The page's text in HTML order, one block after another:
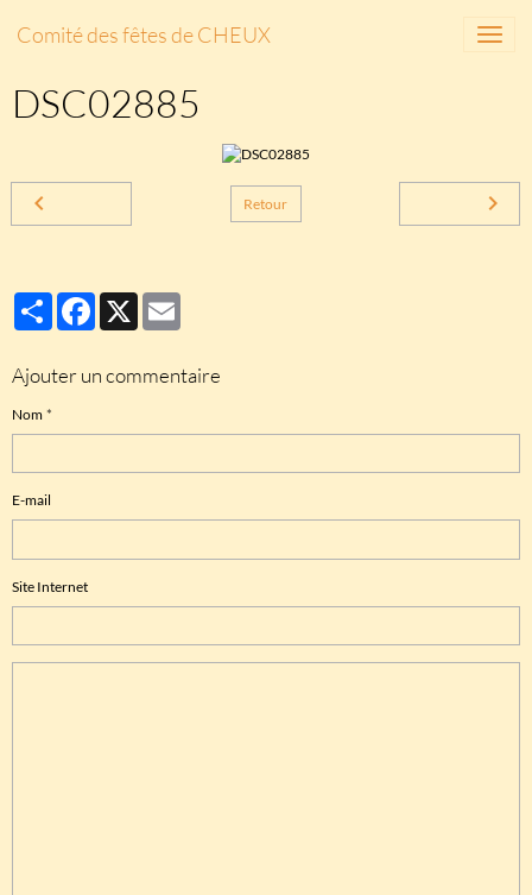
Comité des fêtes de CHEUX
DSC02885
Retour
PartagerFacebook
X
Ajouter un commentaire
Nom
E-mail
Site Internet